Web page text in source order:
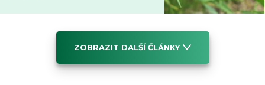
ZOBRAZIT DALŠÍ ČLÁNKY